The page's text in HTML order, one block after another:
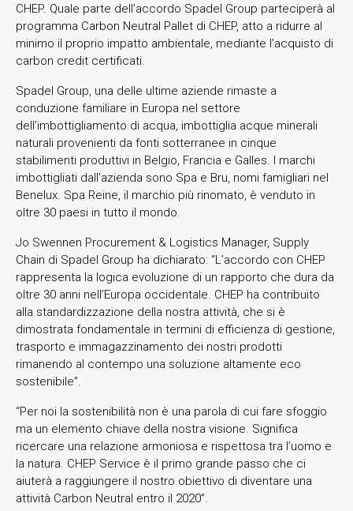
CHEP. Quale parte dell’accordo Spadel Group parteciperà al
programma Carbon Neutral Pallet di CHEP, atto a ridurre al
minimo il proprio impatto ambientale, mediante l’acquisto di
carbon credit certificati.
Spadel Group, una delle ultime aziende rimaste a
conduzione familiare in Europa nel settore
dell’imbottigliamento di acqua, imbottiglia acque minerali
naturali provenienti da fonti sotterranee in cinque
stabilimenti produttivi in Belgio, Francia e Galles. I marchi
imbottigliati dall’azienda sono Spa e Bru, nomi famigliari nel
Benelux. Spa Reine, il marchio più rinomato, è venduto in
oltre 30 paesi in tutto il mondo.
Jo Swennen Procurement & Logistics Manager, Supply
Chain di Spadel Group ha dichiarato: “L’accordo con CHEP
rappresenta la logica evoluzione di un rapporto che dura da
oltre 30 anni nell’Europa occidentale. CHEP ha contribuito
alla standardizzazione della nostra attività, che si è
dimostrata fondamentale in termini di efficienza di gestione,
trasporto e immagazzinamento dei nostri prodotti
rimanendo al contempo una soluzione altamente eco
sostenibile”.
“Per noi la sostenibilità non è una parola di cui fare sfoggio
ma un elemento chiave della nostra visione. Significa
ricercare una relazione armoniosa e rispettosa tra l’uomo e
la natura. CHEP Service è il primo grande passo che ci
aiuterà a raggiungere il nostro obiettivo di diventare una
attività Carbon Neutral entro il 2020”.